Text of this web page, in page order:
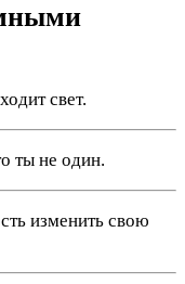
свет.
ты не один.
изменить свою